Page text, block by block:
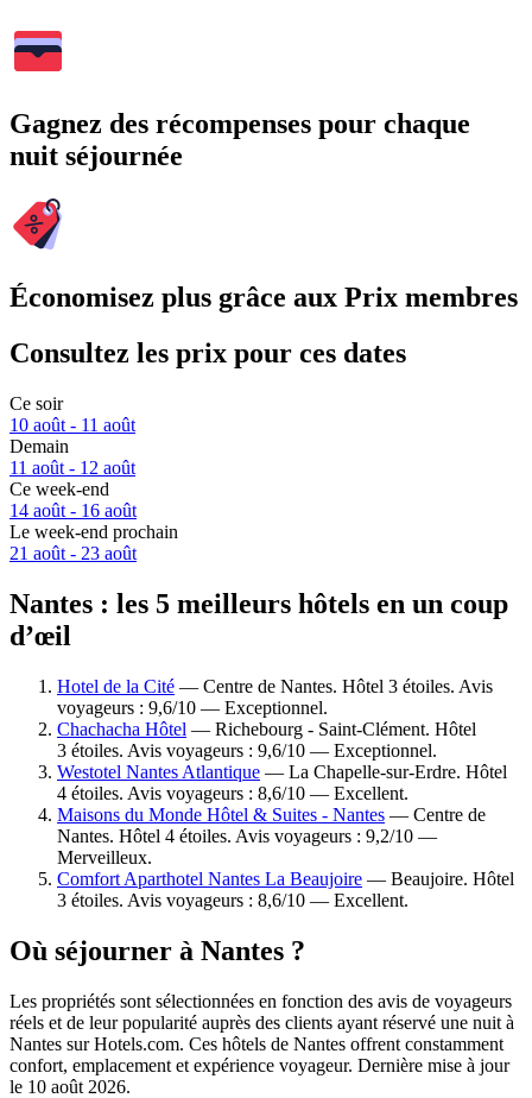
Gagnez des récompenses pour chaque
nuit séjournée
Économisez plus grâce aux Prix membres
Consultez les prix pour ces dates
Ce soir
10 août - 11 août
Demain
11 août - 12 août
Ce week-end
14 août - 16 août
Le week-end prochain
21 août - 23 août
Nantes : les 5 meilleurs hôtels en un coup
d’œil
Hotel de la Cité — Centre de Nantes. Hôtel 3 étoiles. Avis
voyageurs : 9,6/10 — Exceptionnel.
Chachacha Hôtel — Richebourg - Saint-Clément. Hôtel
3 étoiles. Avis voyageurs : 9,6/10 — Exceptionnel.
Westotel Nantes Atlantique — La Chapelle-sur-Erdre. Hôtel
4 étoiles. Avis voyageurs : 8,6/10 — Excellent.
Maisons du Monde Hôtel & Suites - Nantes — Centre de
Nantes. Hôtel 4 étoiles. Avis voyageurs : 9,2/10 —
Merveilleux.
Comfort Aparthotel Nantes La Beaujoire — Beaujoire. Hôtel
3 étoiles. Avis voyageurs : 8,6/10 — Excellent.
Où séjourner à Nantes ?
Les propriétés sont sélectionnées en fonction des avis de voyageurs
réels et de leur popularité auprès des clients ayant réservé une nuit à
Nantes sur Hotels.com. Ces hôtels de Nantes offrent constamment
confort, emplacement et expérience voyageur. Dernière mise à jour
le 10 août 2026.